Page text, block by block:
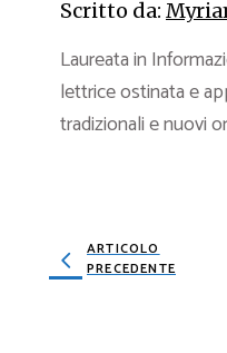
Scritto da:
Laureata in
lettrice ostinata e
tradizionali e nuovi
ARTICOLO
PRECEDENTE